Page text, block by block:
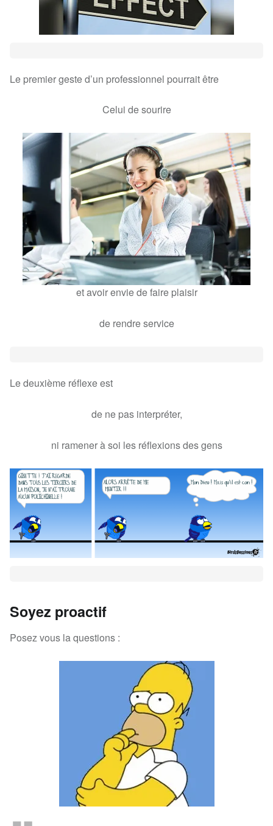
Le premier geste d’un professionnel pourrait être
Celui de sourire
et avoir envie de faire plaisir
de rendre service
Le deuxième réflexe est
de ne pas interpréter,
ni ramener à soi les réflexions des gens
Soyez proactif
Posez vous la questions :